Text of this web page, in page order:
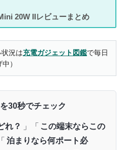
20W IIレビューまとめ
況は充電ガジェット図鑑で毎日
）
30秒でチェック
れ？ 」「 この端末ならこの
泊まりなら何ポート必